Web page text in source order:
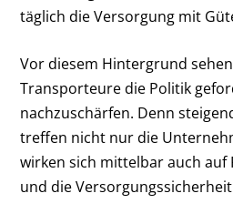
täglich die Versorgung mit
Vor diesem Hintergrund
Transporteure die Politik
nachzuschärfen. Denn
treffen nicht nur die
wirken sich mittelbar auch auf
und die